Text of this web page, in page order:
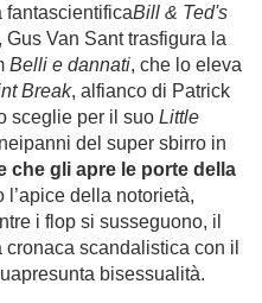
fantascientificaBill & Ted's
Gus Van Sant trasfigura la
Belli e dannati, che lo eleva
Break, alfianco di Patrick
sceglie per il suo Little
del super sbirro in
che gli apre le porte della
l’apice della notorietà,
i flop si susseguono, il
scandalistica con il
bisessualità.